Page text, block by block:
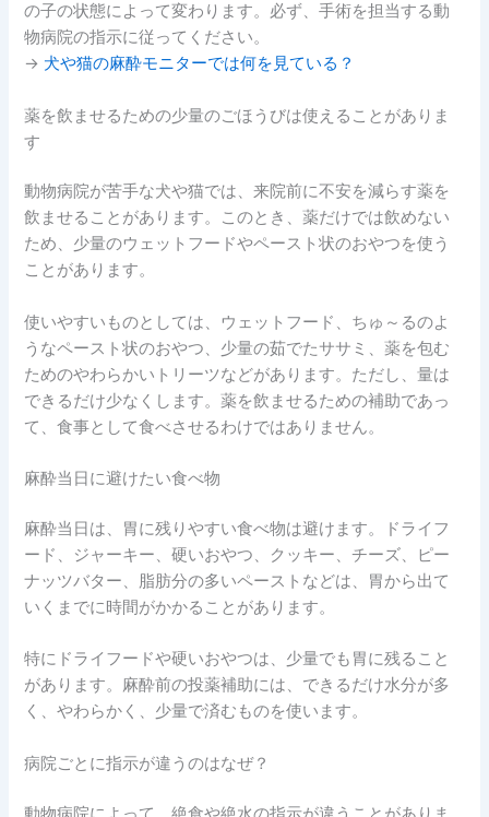
の子の状態によって変わります。必ず、手術を担当する動
物病院の指示に従ってください。
→ 犬や猫の麻酔モニターでは何を見ている？
薬を飲ませるための少量のごほうびは使えることがありま
す
動物病院が苦手な犬や猫では、来院前に不安を減らす薬を
飲ませることがあります。このとき、薬だけでは飲めない
ため、少量のウェットフードやペースト状のおやつを使う
ことがあります。
使いやすいものとしては、ウェットフード、ちゅ～るのよ
うなペースト状のおやつ、少量の茹でたササミ、薬を包む
ためのやわらかいトリーツなどがあります。ただし、量は
できるだけ少なくします。薬を飲ませるための補助であっ
て、食事として食べさせるわけではありません。
麻酔当日に避けたい食べ物
麻酔当日は、胃に残りやすい食べ物は避けます。ドライフ
ード、ジャーキー、硬いおやつ、クッキー、チーズ、ピー
ナッツバター、脂肪分の多いペーストなどは、胃から出て
いくまでに時間がかかることがあります。
特にドライフードや硬いおやつは、少量でも胃に残ること
があります。麻酔前の投薬補助には、できるだけ水分が多
く、やわらかく、少量で済むものを使います。
病院ごとに指示が違うのはなぜ？